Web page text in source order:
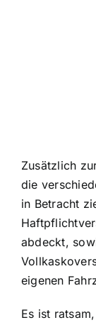
Zusätzlich
die
in Betracht
abdeckt,
eigenen
Es ist